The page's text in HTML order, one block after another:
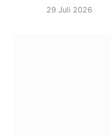
29 Juli 2026